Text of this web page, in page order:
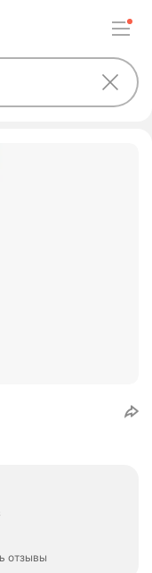
отзывы